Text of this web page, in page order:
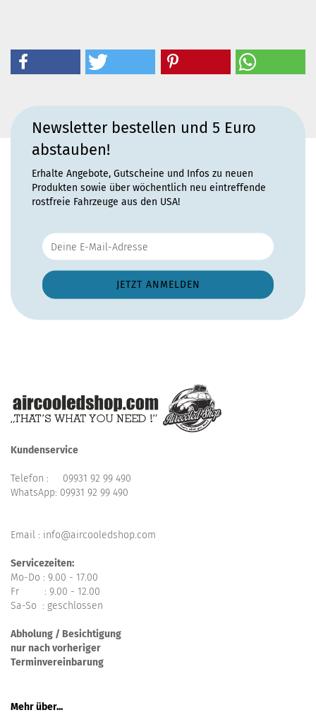
Newsletter bestellen und 5 Euro
abstauben!
Erhalte Angebote, Gutscheine und Infos zu neuen
Produkten sowie über wöchentlich neu eintreffende
rostfreie Fahrzeuge aus den USA!
Kundenservice
Telefon : 09931 92 99 490
WhatsApp: 09931 92 99 490
Email : info@aircooledshop.com
Servicezeiten:
Mo-Do : 9.00 - 17.00
Fr : 9.00 - 12.00
Sa-So : geschlossen
Abholung / Besichtigung
nur nach vorheriger
Terminvereinbarung
Mehr über...